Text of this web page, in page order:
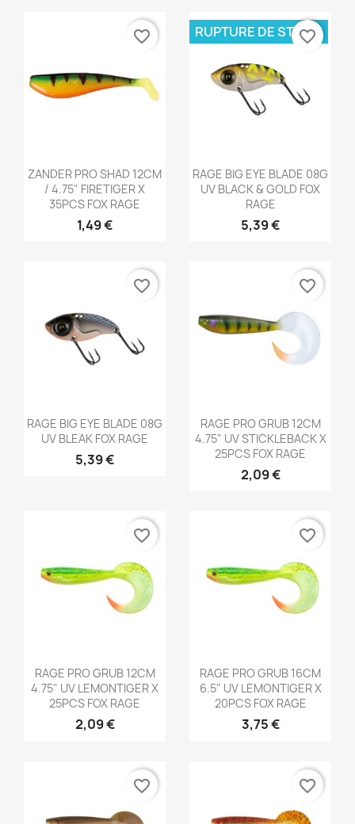
Aperçu rapide
ZANDER PRO SHAD 12CM
/ 4.75" FIRETIGER X
35PCS FOX RAGE
1,49 €
favorite_border
 Aperçu rapide
RAGE BIG EYE BLADE 08G
UV BLACK & GOLD FOX
RAGE
5,39 €
RUPTURE DE STOCK
favorite_border
 Aperçu rapide
RAGE BIG EYE BLADE 08G
UV BLEAK FOX RAGE
5,39 €
favorite_border
Aperçu rapide
RAGE PRO GRUB 12CM
4.75" UV STICKLEBACK X
25PCS FOX RAGE
2,09 €
favorite_border
Aperçu rapide
RAGE PRO GRUB 12CM
4.75" UV LEMONTIGER X
25PCS FOX RAGE
2,09 €
favorite_border
Aperçu rapide
RAGE PRO GRUB 16CM
6.5" UV LEMONTIGER X
20PCS FOX RAGE
3,75 €
favorite_border
favorite_border favorite_border